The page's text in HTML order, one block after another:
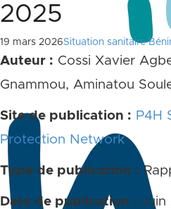
2025
19 mars 2026Situation sanitaire
Auteur : Cossi Xavier
Gnammou, Aminatou
Site de publication : P4H
Protection Network
Type de publication :
Date de publication : Juin